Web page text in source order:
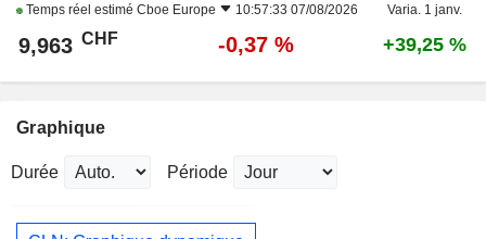
Temps réel estimé Cboe Europe 10:57:33 07/08/2026 Varia. 1 janv.
9,963 CHF -0,37 % +39,25 %
Graphique
Durée Période